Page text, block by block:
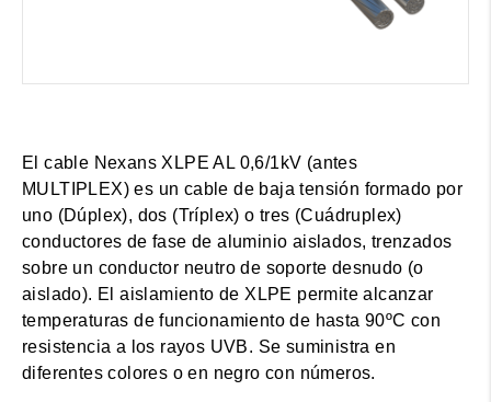
El cable Nexans XLPE AL 0,6/1kV (antes
MULTIPLEX) es un cable de baja tensión formado por
uno (Dúplex), dos (Tríplex) o tres (Cuádruplex)
conductores de fase de aluminio aislados, trenzados
sobre un conductor neutro de soporte desnudo (o
aislado). El aislamiento de XLPE permite alcanzar
temperaturas de funcionamiento de hasta 90ºC con
resistencia a los rayos UVB. Se suministra en
diferentes colores o en negro con números.